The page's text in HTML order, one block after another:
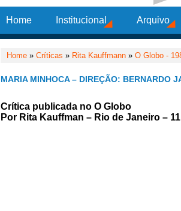
Home Institucional Arquivo
Home » Críticas » Rita Kauffmann » O Globo -
MARIA MINHOCA – DIREÇÃO: BERNARDO
Crítica publicada no O Globo
Por Rita Kauffman – Rio de Janeiro –